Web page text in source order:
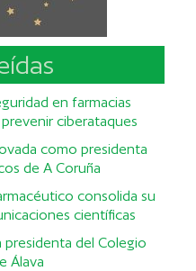
en farmacias
ciberataques
como presidenta
de A Coruña
consolida su
científicas
presidenta del Colegio
Álava